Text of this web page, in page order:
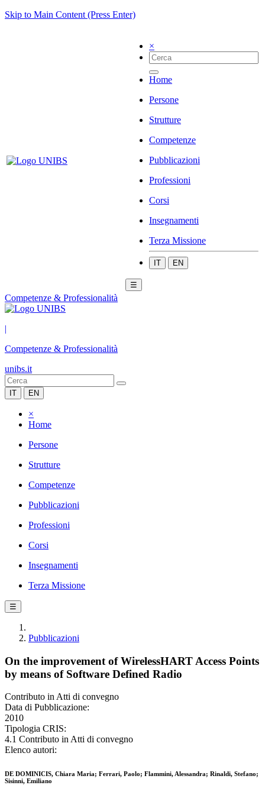
Skip to Main Content (Press Enter)
×
Home
Persone
Strutture
Competenze
Pubblicazioni
Professioni
Corsi
Insegnamenti
Terza Missione
IT EN
☰
Competenze & Professionalità
|
Competenze & Professionalità
unibs.it
IT EN
×
Home
Persone
Strutture
Competenze
Pubblicazioni
Professioni
Corsi
Insegnamenti
Terza Missione
☰
Pubblicazioni
On the improvement of WirelessHART Access Points
by means of Software Defined Radio
Contributo in Atti di convegno
Data di Pubblicazione:
2010
Tipologia CRIS:
4.1 Contributo in Atti di convegno
Elenco autori:
DE DOMINICIS, Chiara Maria; Ferrari, Paolo; Flammini, Alessandra; Rinaldi, Stefano;
Sisinni, Emiliano